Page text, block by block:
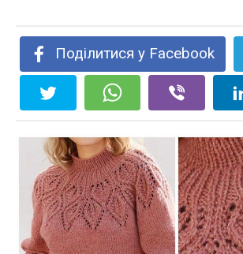
Поділитися у Facebook